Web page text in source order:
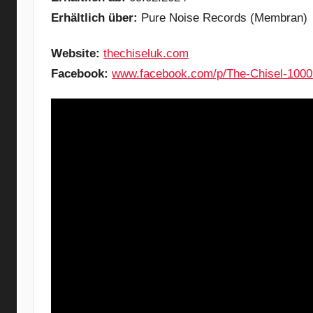
Erhältlich über: Pure Noise Records (Membran)
Website: thechiseluk.com
Facebook: www.facebook.com/p/The-Chisel-